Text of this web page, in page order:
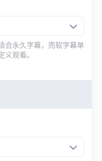
合永久字幕，而软字幕单
观看。